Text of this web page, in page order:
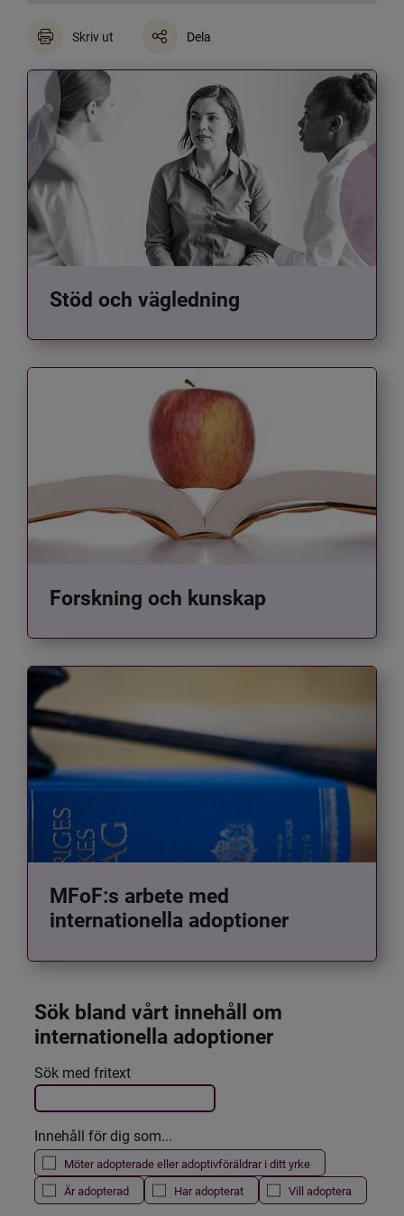
Skriv ut Dela
Stöd och vägledning
Forskning och kunskap
MFoF:s arbete med
internationella adoptioner
Sök bland vårt innehåll om
internationella adoptioner
Filtrera resultatet
Det här formuläret postas automatiskt
Sök med fritext
Innehåll för dig som...
Möter adopterade eller adoptivföräldrar i ditt yrke
Är adopterad
Har adopterat Vill adoptera